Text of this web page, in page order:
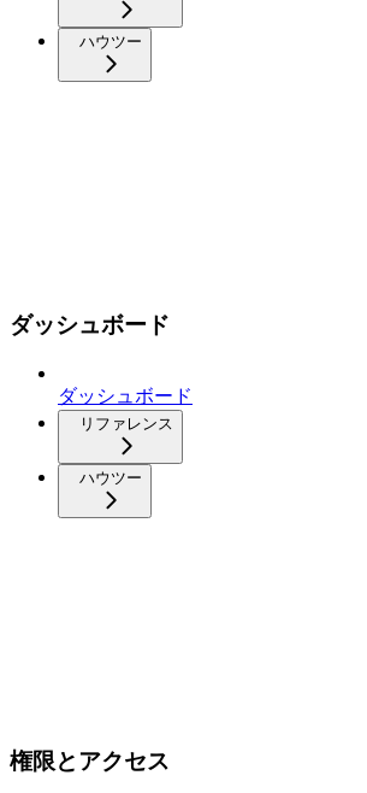
ハウツー
ダッシュボード
ダッシュボード
リファレンス
ハウツー
権限とアクセス